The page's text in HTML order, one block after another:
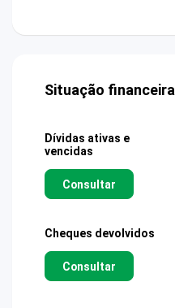
Situação financeira
Dívidas ativas e
vencidas
Consultar
Cheques devolvidos
Consultar